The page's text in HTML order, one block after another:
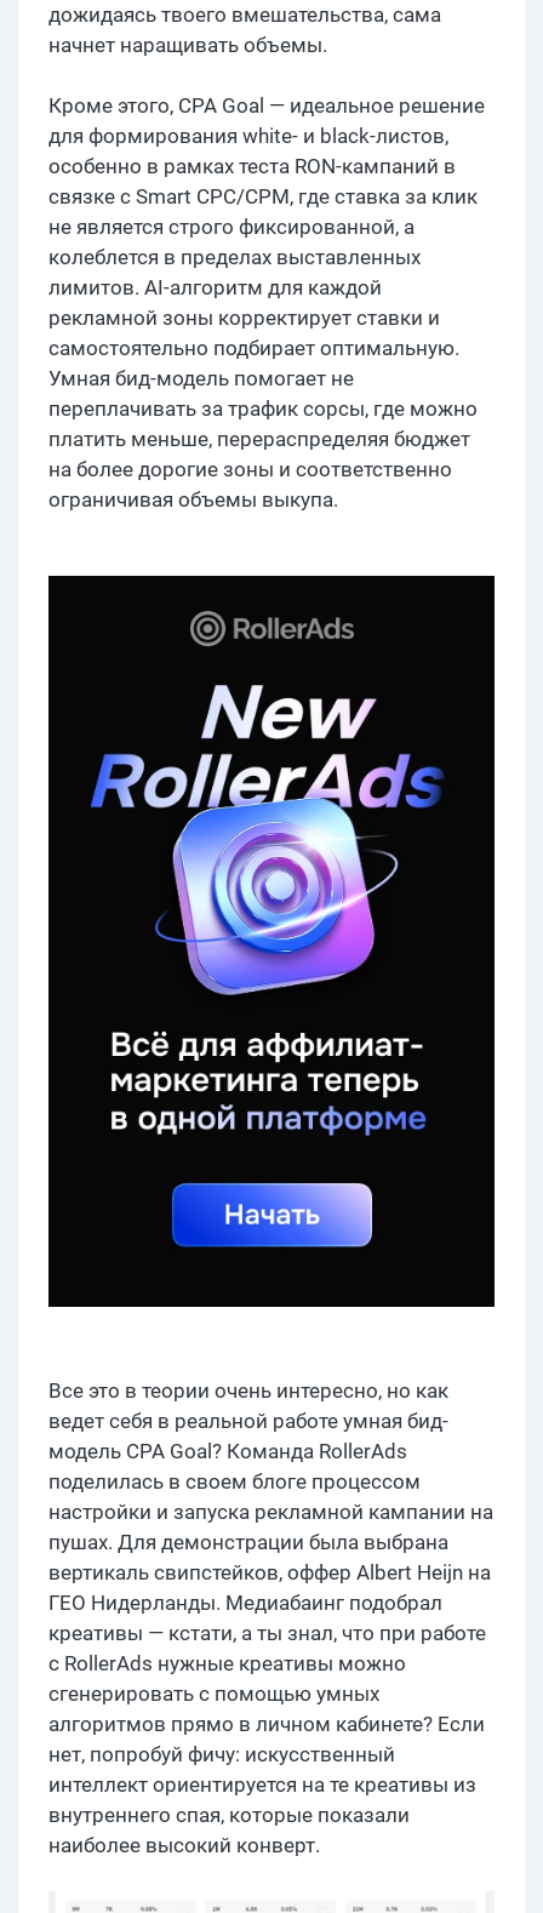
дожидаясь твоего вмешательства, сама
начнет наращивать объемы.
Кроме этого, CPA Goal — идеальное решение
для формирования white- и black-листов,
особенно в рамках теста RON-кампаний в
связке с Smart CPC/CPM, где ставка за клик
не является строго фиксированной, а
колеблется в пределах выставленных
лимитов. AI-алгоритм для каждой
рекламной зоны корректирует ставки и
самостоятельно подбирает оптимальную.
Умная бид-модель помогает не
переплачивать за трафик сорсы, где можно
платить меньше, перераспределяя бюджет
на более дорогие зоны и соответственно
ограничивая объемы выкупа.
Все это в теории очень интересно, но как
ведет себя в реальной работе умная бид-
модель CPA Goal? Команда RollerAds
поделилась в своем блоге процессом
настройки и запуска рекламной кампании на
пушах. Для демонстрации была выбрана
вертикаль свипстейков, оффер Albert Heijn на
ГЕО Нидерланды. Медиабаинг подобрал
креативы — кстати, а ты знал, что при работе
с RollerAds нужные креативы можно
сгенерировать с помощью умных
алгоритмов прямо в личном кабинете? Если
нет, попробуй фичу: искусственный
интеллект ориентируется на те креативы из
внутреннего спая, которые показали
наиболее высокий конверт.